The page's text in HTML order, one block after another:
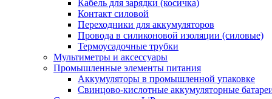
Кабель для зарядки (косичка)
Контакт силовой
Переходники для аккумуляторов
Провода в силиконовой изоляции (силовые)
Термоусадочные трубки
Мультиметры и аксессуары
Промышленные элементы питания
Аккумуляторы в промышленной упаковке
Свинцово-кислотные аккумуляторные